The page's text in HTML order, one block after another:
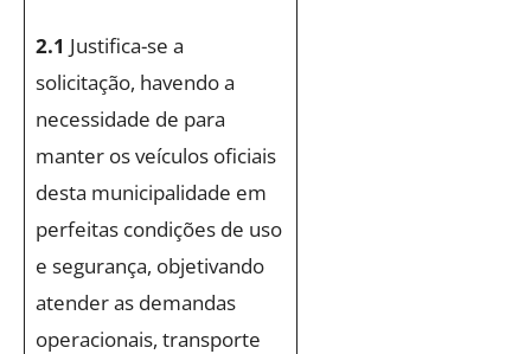
2.1 Justifica-se a
solicitação, havendo a
necessidade de para
manter os veículos oficiais
desta municipalidade em
perfeitas condições de uso
e segurança, objetivando
atender as demandas
operacionais, transporte